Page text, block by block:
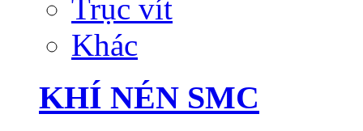
Trục vít
Khác
KHÍ NÉN SMC